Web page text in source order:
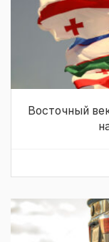
Восточный